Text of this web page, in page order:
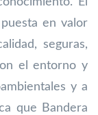
en valor
seguras,
el entorno y
y a
que Bandera